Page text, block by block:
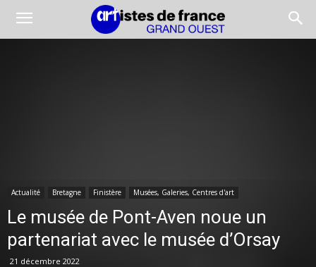
Actualité Bretagne Finistère Musées, Galeries, Centres d'art
Le musée de Pont-Aven noue un
partenariat avec le musée d’Orsay
21 décembre 2022